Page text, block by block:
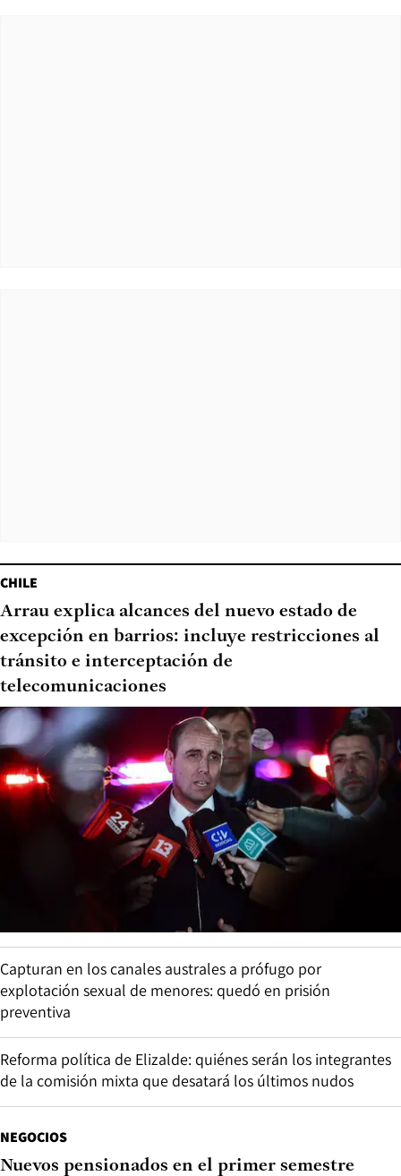
CHILE
Arrau explica alcances del nuevo estado de
excepción en barrios: incluye restricciones al
tránsito e interceptación de
telecomunicaciones
Capturan en los canales australes a prófugo por
explotación sexual de menores: quedó en prisión
preventiva
Reforma política de Elizalde: quiénes serán los integrantes
de la comisión mixta que desatará los últimos nudos
NEGOCIOS
Nuevos pensionados en el primer semestre